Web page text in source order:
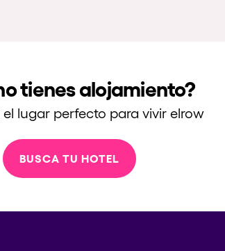
tienes alojamiento?
lugar perfecto para vivir elrow
BUSCA TU HOTEL